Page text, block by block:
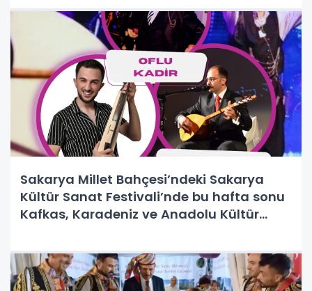
Sakarya Millet Bahçesi’ndeki Sakarya
Kültür Sanat Festivali’nde bu hafta sonu
Kafkas, Karadeniz ve Anadolu Kültür